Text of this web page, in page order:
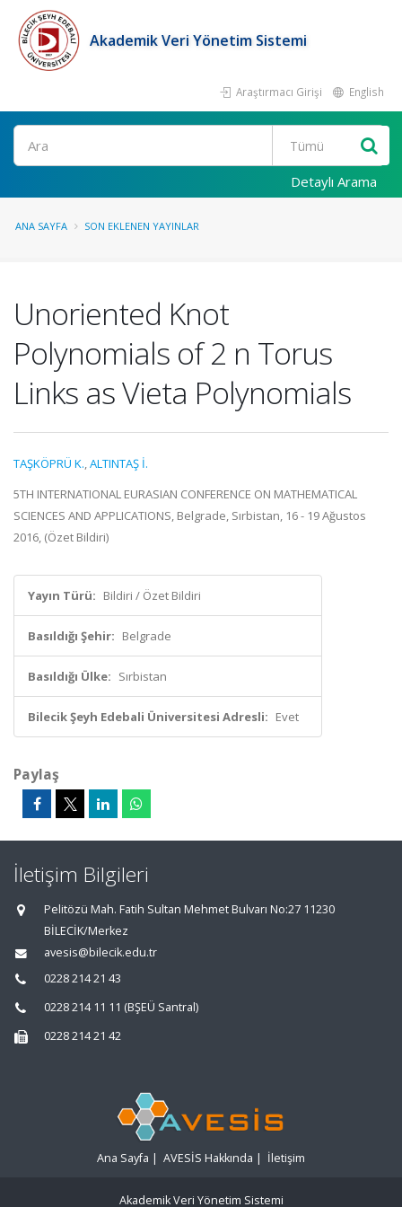
Akademik Veri Yönetim Sistemi
Araştırmacı Girişi English
Ara
Detaylı Arama
ANA SAYFA SON EKLENEN YAYINLAR
Unoriented Knot
Polynomials of 2 n Torus
Links as Vieta Polynomials
TAŞKÖPRÜ K.,ALTINTAŞ İ.
5TH INTERNATIONAL EURASIAN CONFERENCE ON MATHEMATICAL
SCIENCES AND APPLICATIONS, Belgrade, Sırbistan, 16 - 19 Ağustos
2016, (Özet Bildiri)
Yayın Türü: Bildiri / Özet Bildiri
Basıldığı Şehir: Belgrade
Basıldığı Ülke: Sırbistan
Bilecik Şeyh Edebali Üniversitesi Adresli: Evet
Paylaş
İletişim Bilgileri
Pelitözü Mah. Fatih Sultan Mehmet Bulvarı No:27 11230
BİLECİK/Merkez
avesis@bilecik.edu.tr
0228 214 21 43
0228 214 11 11 (BŞEÜ Santral)
0228 214 21 42
Ana Sayfa | AVESİS Hakkında | İletişim
Akademik Veri Yönetim Sistemi